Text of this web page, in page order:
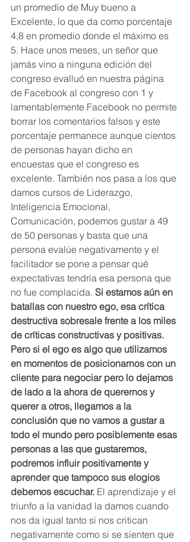
un promedio de Muy bueno a
Excelente, lo que da como porcentaje
4,8 en promedio donde el máximo es
5. Hace unos meses, un señor que
jamás vino a ninguna edición del
congreso evalluó en nuestra página
de Facebook al congreso con 1 y
lamentablemente Facebook no permite
borrar los comentarios falsos y este
porcentaje permanece aunque cientos
de personas hayan dicho en
encuestas que el congreso es
excelente. También nos pasa a los que
damos cursos de Liderazgo,
Inteligencia Emocional,
Comunicación, podemos gustar a 49
de 50 personas y basta que una
persona evalúe negativamente y el
facilitador se pone a pensar qué
expectativas tendría esa persona que
no fue complacida. Si estamos aún en
batallas con nuestro ego, esa crítica
destructiva sobresale frente a los miles
de críticas constructivas y positivas.
Pero si el ego es algo que utilizamos
en momentos de posicionarnos con un
cliente para negociar pero lo dejamos
de lado a la ahora de querernos y
querer a otros, llegamos a la
conclusión que no vamos a gustar a
todo el mundo pero posiblemente esas
personas a las que gustaremos,
podremos influir positivamente y
aprender que tampoco sus elogios
debemos escuchar. El aprendizaje y el
triunfo a la vanidad la damos cuando
nos da igual tanto si nos critican
negativamente como si se sienten que